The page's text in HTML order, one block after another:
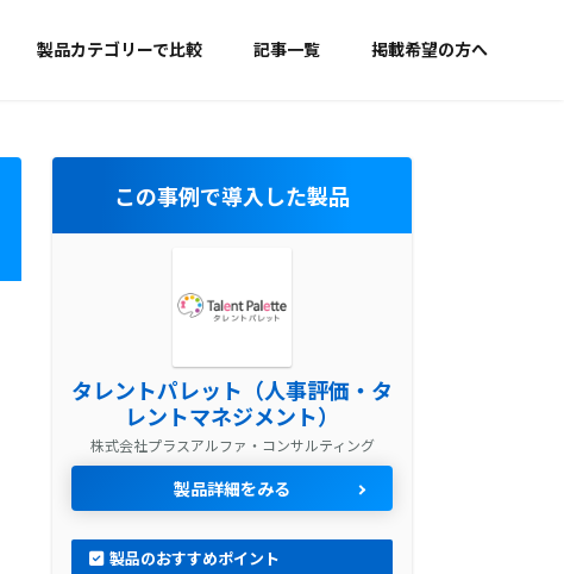
製品カテゴリーで比較 記事一覧 掲載希望の方へ
この事例で導入した製品
タレントパレット（人事評価・タ
レントマネジメント）
株式会社プラスアルファ・コンサルティング
製品詳細をみる
製品のおすすめポイント